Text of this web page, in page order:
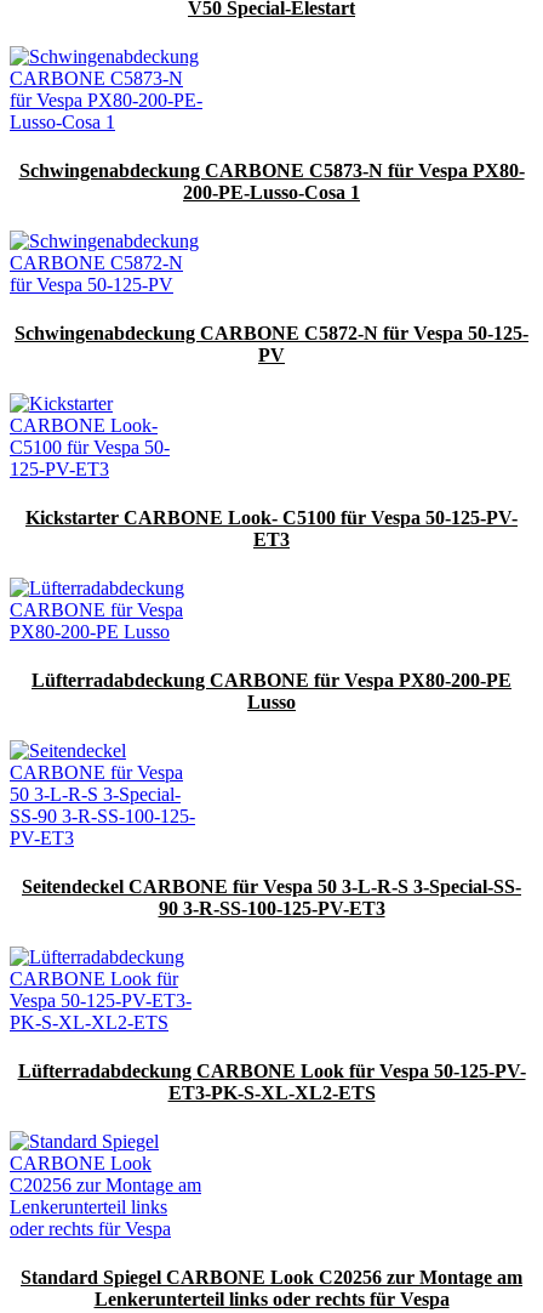
V50 Special-Elestart
Schwingenabdeckung CARBONE C5873-N für Vespa PX80-
200-PE-Lusso-Cosa 1
Schwingenabdeckung CARBONE C5872-N für Vespa 50-125-
PV
Kickstarter CARBONE Look- C5100 für Vespa 50-125-PV-
ET3
Lüfterradabdeckung CARBONE für Vespa PX80-200-PE
Lusso
Seitendeckel CARBONE für Vespa 50 3-L-R-S 3-Special-SS-
90 3-R-SS-100-125-PV-ET3
Lüfterradabdeckung CARBONE Look für Vespa 50-125-PV-
ET3-PK-S-XL-XL2-ETS
Standard Spiegel CARBONE Look C20256 zur Montage am
Lenkerunterteil links oder rechts für Vespa